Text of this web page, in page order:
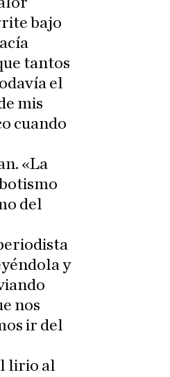
bajo
tantos
el
mis
cuando
«La
del
y
nos
ir del
lirio al